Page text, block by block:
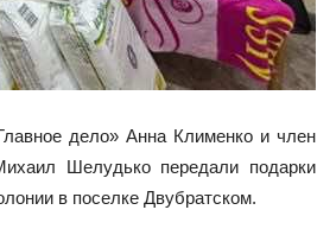
дело» Анна Клименко и член
Шелудько передали подарки
в поселке Двубратском.